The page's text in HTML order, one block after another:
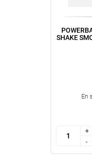
SHAKE
En
+
-
+
-